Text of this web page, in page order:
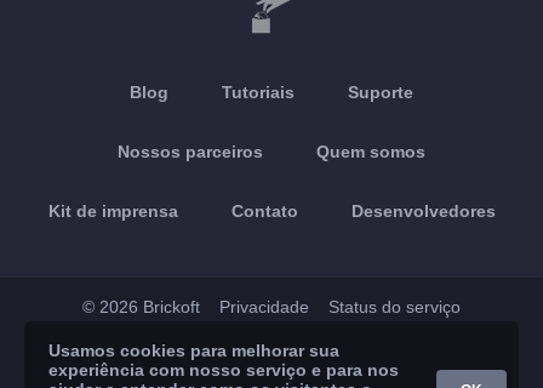
Blog Tutoriais Suporte
Nossos parceiros Quem somos
Kit de imprensa Contato Desenvolvedores
© 2026 Brickoft Privacidade Status do serviço
App Store Google Play
Usamos cookies para melhorar sua
experiência com nosso serviço e para nos